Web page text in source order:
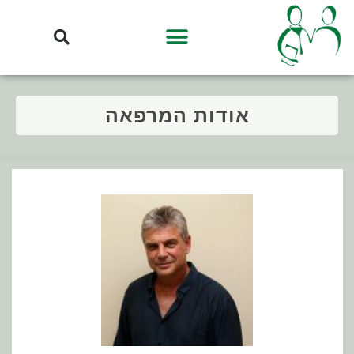
אודות המרפאה
משפחה לאלפי מטופלים, ולהדריך עשרות סטודנטים ומתמחים. ד"ר רונן
מאמין בתפיסה רחבה של תפקיד רופא המשפחה כמופקד על כלל
מרכיבי בריאות המטופל, ומקדיש את עיקר מאמציו למקסום פוטנציאל
הבריאות של כל מטופל. במהלך השנים פיתח ד"ר רונן את תפיסת
המפגש הרפואי כ"מפגש בין שני מומחים", במסגרתו משרטט הרופא
גבולות רחבים של דרכי פעולה אפשריות לבעיה רפואית, ומנחה את
המטופל לבחור את דרך הפעולה המתאימה לערכיו והעדפותיו. בשנים
האחרונות משתלם ד"ר רונן ברפואה פונקציונאלית , המציעה למטופלים
המעוניינים בכך, פתרונות "מחוץ לקופסא" לבעיות כרוניות מורכבות. הוא
חי בזוגיות ארוכת שנים ואב גאה לשלושה ילדים בוגרים.